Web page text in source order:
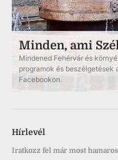
Minden, ami
Mindened Fehérvár és
programok és beszélgetések
Facebookon.
Hírlevél
Iratkozz fel már most